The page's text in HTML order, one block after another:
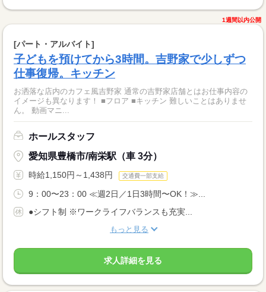
1週間以内公開
[パート・アルバイト]
子どもを預けてから3時間。吉野家で少しずつ
仕事復帰。キッチン
お洒落な店内のカフェ風吉野家 通常の吉野家店舗とはお仕事内容の
イメージも異なります！ ■フロア ■キッチン 難しいことはありませ
ん。 動画マニ...
ホールスタッフ
愛知県豊橋市/南栄駅（車 3分）
時給1,150円～1,438円 交通費一部支給
9：00〜23：00 ≪週2日／1日3時間〜OK！≫...
●シフト制 ※ワークライフバランスも充実...
もっと見る
求人詳細を見る